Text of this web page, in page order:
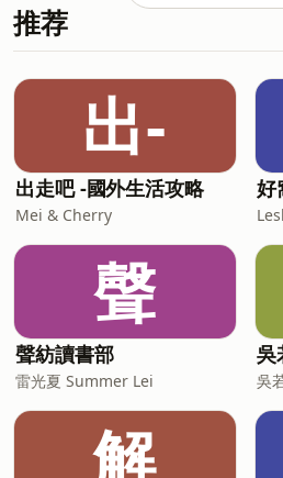
青菜還是自己種的（真的
安區和平東路二段76巷2弄1號 更
宇宙，來聽餐桌小宇宙！
到第二間店
的日本酒熱潮還在嗎？
日本福島縣「宮泉銘醸
背景與脈絡 / 品牌介紹 /
宮泉」、「寫樂」、「
純米酒」介紹：規格 / 風
搭餐 ➃ 日本酒擬人化大
「骨幹」魅力 vs. 獺祭的
則？！ 【宮泉銘醸株式会社】 ☑︎ 日本福
島県会津若松市東栄町八番七号
宇宙，來聽餐桌小宇宙！ #
推荐
出-
出走吧 -國外生活攻略
Mei & Cherry
好
聲
聲紡讀書部
雷光夏 Summer Lei
吳
吳
解